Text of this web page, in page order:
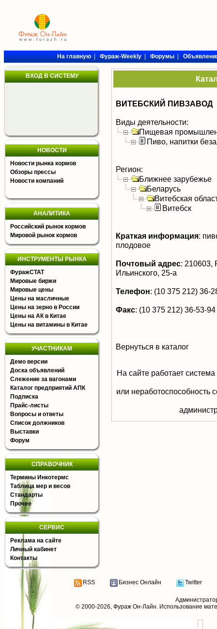
На главную|Фураж-Weekly|Форумы|
ВХОД В СИСТЕМУ
НОВОСТИ
Новости рынка кормов
Обзоры прессы
Новости компаний
АНАЛИТИКА
Российский рынок кормов
Мировой рынок кормов
ИНСТРУМЕНТЫ РЫНКА
ФуражСТАТ
Мировые биржи
Мировые цены
Цены на масличные
Цены на зерно в России
Цены на АК в Китае
Цены на витамины в Китае
УЧАСТНИКАМ
Демо версии
Доска объявлений
Слежение за вагонами
Каталог предприятий АПК
Подписка
Прайс-листы
Вопросы и ответы
Список должников
Выставки
Форум
СПРАВОЧНИК
Термины Инкотермс
Таблица мер и весов
Стандарты
Прочее
СЕРВИС
Реклама на сайте
Личный кабинет
Контакты
ВИТЕБСКИЙ ПИВЗАВОД
Виды деятельности:
Пищевая
Пиво, напитки
Регион:
Ближнее зарубежье
Беларусь
Витебская
Витебск
Краткая информация:
плодовое
Почтовый адрес: 210603,
Ильинского, 25-а
Телефон: (10 375 212) 36-
Факс: (10 375 212) 36-53-94
Вернуться в каталог
На сайте работает
или неработоспособность
RSS Бизнес Онлайн Twitter
© 2000-2026, Фураж Он-Лайн. Использование